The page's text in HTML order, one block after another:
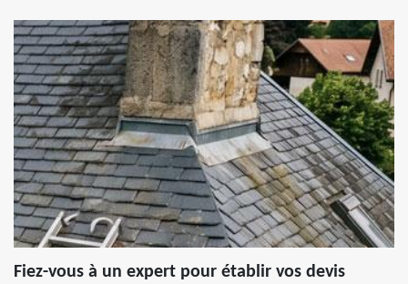
Fiez-vous à un expert pour établir vos devis